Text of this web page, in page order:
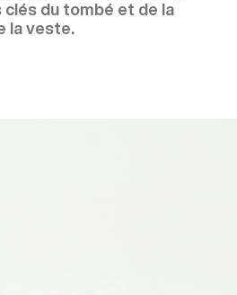
clés du tombé et de la
la veste.